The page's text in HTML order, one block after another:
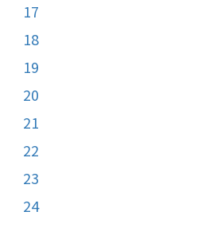
17
18
19
20
21
22
23
24